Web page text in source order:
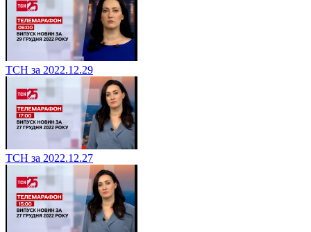
ТСН за 2022.12.29
ТСН за 2022.12.27